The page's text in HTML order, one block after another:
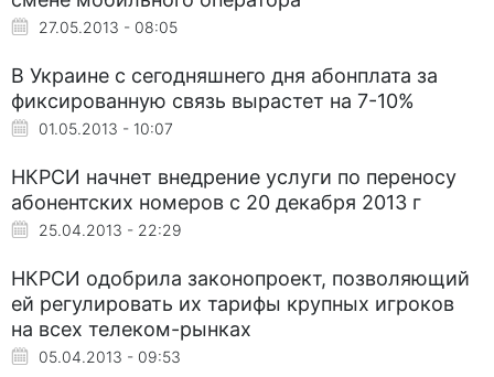
27.05.2013 - 08:05
В Украине с сегодняшнего дня абонплата за
фиксированную связь вырастет на 7-10%
01.05.2013 - 10:07
НКРСИ начнет внедрение услуги по переносу
абонентских номеров с 20 декабря 2013 г
25.04.2013 - 22:29
НКРСИ одобрила законопроект, позволяющий
ей регулировать их тарифы крупных игроков
на всех телеком-рынках
05.04.2013 - 09:53